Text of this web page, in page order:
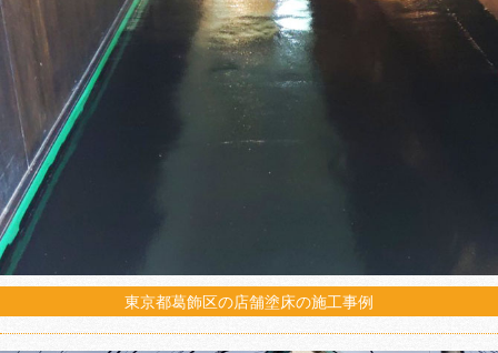
東京都葛飾区の店舗塗床の施工事例